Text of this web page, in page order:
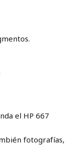
el HP 667
fotografías,